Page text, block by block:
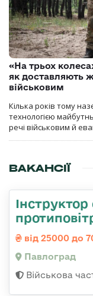
«На трьох
як доставляють
військовим
Кілька років тому
технологією
речі військовим й
ВАКАНСІЇ
Інструктор
від 25000 до
Павлоград
Військова